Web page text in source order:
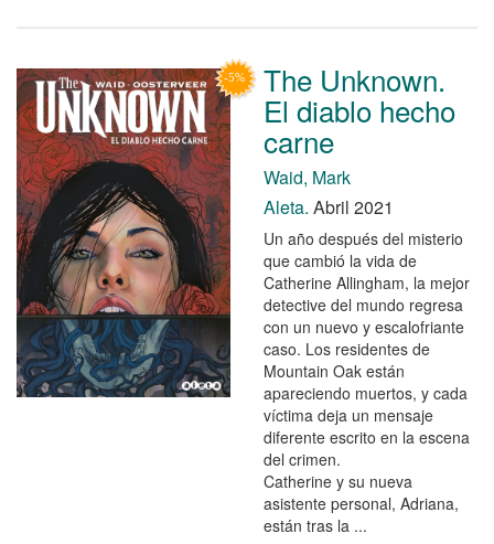
The Unknown.
El diablo hecho
carne
Waid, Mark
Aleta. Abril 2021
Un año después del misterio
que cambió la vida de
Catherine Allingham, la mejor
detective del mundo regresa
con un nuevo y escalofriante
caso. Los residentes de
Mountain Oak están
apareciendo muertos, y cada
víctima deja un mensaje
diferente escrito en la escena
del crimen.
Catherine y su nueva
asistente personal, Adriana,
están tras la ...